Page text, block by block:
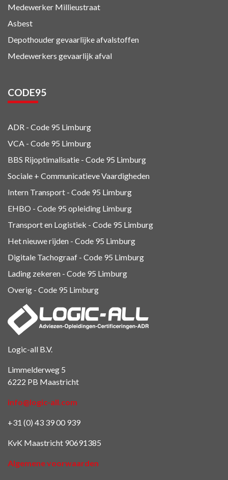
Logic-all B.V.
Limmelderweg 5
6222 PB Maastricht
info@logic-all.com
+31 (0) 43 39 00 939
KvK Maastricht 90691385
Algemene voorwaarden
Medewerker Millieustraat
Asbest
Depothouder gevaarlijke afvalstoffen
Medewerkers gevaarlijk afval
CODE95
ADR - Code 95 Limburg
VCA - Code 95 Limburg
BBS Rijoptimalisatie - Code 95 Limburg
Sociale + Communicatieve Vaardigheden
Intern Transport - Code 95 Limburg
EHBO - Code 95 opleiding Limburg
Transport en Logistiek - Code 95 Limburg
Het nieuwe rijden - Code 95 Limburg
Digitale Tachograaf - Code 95 Limburg
Lading zekeren - Code 95 Limburg
Overig - Code 95 Limburg